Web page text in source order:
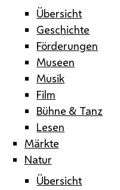
Übersicht
Geschichte
Förderungen
Museen
Musik
Film
Bühne & Tanz
Lesen
Märkte
Natur
Übersicht